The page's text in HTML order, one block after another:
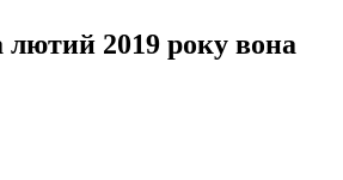
лютий 2019 року вона